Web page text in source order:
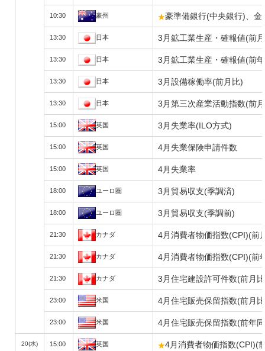
10:30 豪州 豪準備銀行(中央銀行)、
13:30 日本 3月鉱工業生産・確報値(前
13:30 日本 3月鉱工業生産・確報値(前
13:30 日本 3月設備稼働率(前月比)
13:30 日本 3月第三次産業活動指数(前
15:00 英国 3月失業率(ILO方式)
15:00 英国 4月失業保険申請件数
15:00 英国 4月失業率
18:00 ユーロ圏 3月貿易収支(季調済)
18:00 ユーロ圏 3月貿易収支(季調前)
21:30 カナダ 4月消費者物価指数(CPI)(前
21:30 カナダ 4月消費者物価指数(CPI)(前
21:30 カナダ 3月住宅建設許可件数(前月
23:00 米国 4月住宅販売保留指数(前月
23:00 米国 4月住宅販売保留指数(前年
20(水) 15:00 英国 4月消費者物価指数(CPI)(